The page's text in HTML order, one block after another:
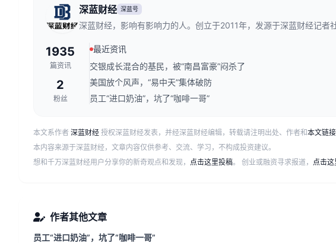
深蓝财经 深蓝号
深蓝财经，影响有影响力的人。创立于2011年，发源于深蓝财经记者
1935
篇资讯
2
粉丝
最近资讯
交银成长混合的基民，被“南昌富豪”闷杀了
美国放个风声，“易中天”集体破防
员工“进口奶油”，坑了“咖啡一哥”
本文系作者 深蓝财经 授权深蓝财经发表，并经深蓝财经编辑，转载请注明出处、作者和本文链接
本内容来源于深蓝财经，文章内容仅供参考、交流、学习，不构成投资建议。
想和千万深蓝财经用户分享你的新奇观点和发现， 点击这里投稿。 创业或融资寻求报道， 点击这
作者其他文章
员工“进口奶油”，坑了“咖啡一哥”